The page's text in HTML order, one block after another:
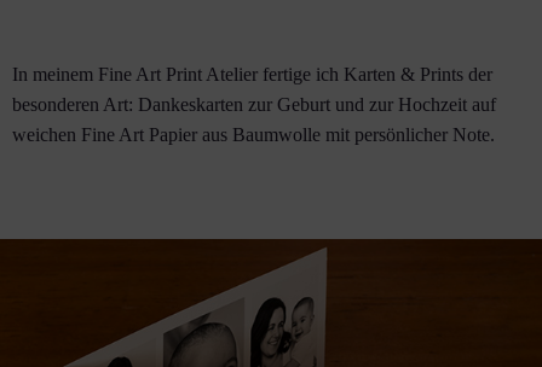
In meinem Fine Art Print Atelier fertige ich Karten & Prints der
besonderen Art: Dankeskarten zur Geburt und zur Hochzeit auf
weichen Fine Art Papier aus Baumwolle mit persönlicher Note.